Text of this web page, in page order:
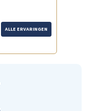
ALLE ERVARINGEN